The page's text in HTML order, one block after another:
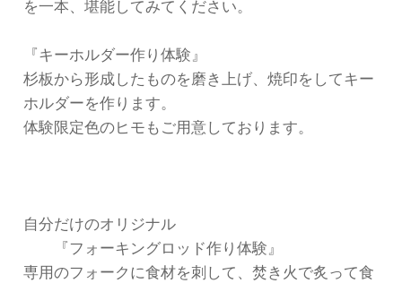
を一本、堪能してみてください。
『キーホルダー作り体験』
杉板から形成したものを磨き上げ、焼印をしてキー
ホルダーを作ります。
体験限定色のヒモもご用意しております。
自分だけのオリジナル
『フォーキングロッド作り体験』
専用のフォークに食材を刺して、焚き火で炙って食